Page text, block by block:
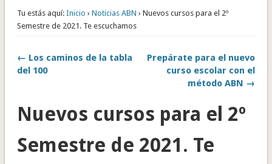
Tu estás aquí: Inicio › Noticias ABN › Nuevos cursos para el 2º
Semestre de 2021. Te escuchamos
← Los caminos de la tabla
del 100
Prepárate para el nuevo
curso escolar con el
método ABN →
Nuevos cursos para el 2º
Semestre de 2021. Te